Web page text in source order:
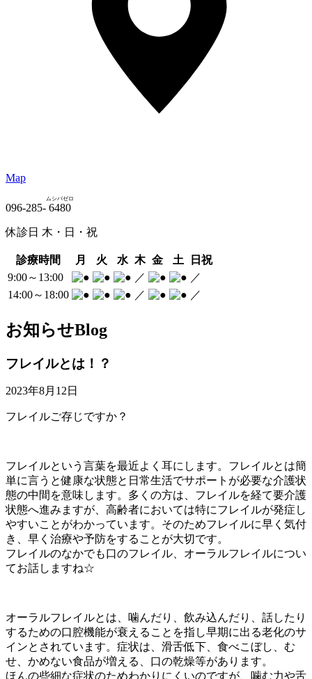
Map
096-285- 6480
ムシバゼロ
休診日 木・日・祝
診療時間 月 火 水 木 金 土
日祝
9:00～13:00
／
／
14:00～18:00
／ ／
お知らせBlog
フレイルとは！？
2023年8月12日
フレイルご存じですか？
フレイルという言葉を最近よく耳にします。フレイルとは簡
単に言うと健康な状態と日常生活でサポートが必要な介護状
態の中間を意味します。多くの方は、フレイルを経て要介護
状態へ進みますが、高齢者においては特にフレイルが発症し
やすいことがわかっています。そのためフレイルに早く気付
き、早く治療や予防をすることが大切です。
フレイルのなかでも口のフレイル、オーラルフレイルについ
てお話しますね☆
オーラルフレイルとは、噛んだり、飲み込んだり、話したり
するための口腔機能が衰えることを指し早期に出る老化のサ
インとされています。症状は、滑舌低下、食べこぼし、む
せ、かめない食品が増える、口の乾燥等があります。
ほんの些細な症状のためわかりにくいのですが、噛む力や舌